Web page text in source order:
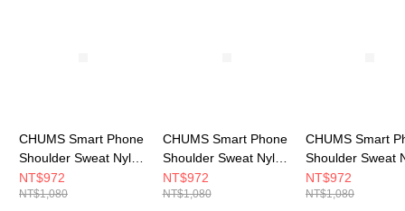
CHUMS Smart Phone
Shoulder Sweat Nylon
隨身手機肩背包
CH603611Z357
NT$972
NT$1,080
CHUMS Smart Phone
Shoulder Sweat Nylon
隨身手機肩背包
CH603611Z356
NT$972
NT$1,080
CHUMS Smart
Shoulder Sweat
隨身手機肩背包
CH603611Z376
NT$972
NT$1,080